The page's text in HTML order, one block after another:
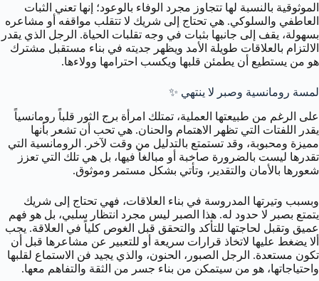
الموثوقية بالنسبة لها تتجاوز مجرد الوفاء بالوعود؛ إنها تعني الثبات
العاطفي والسلوكي. هي تحتاج إلى شريك لا تتقلب مواقفه أو مشاعره
بسهولة، يقف إلى جانبها بثبات في وجه تقلبات الحياة. الرجل الذي يقدر
الالتزام بالعلاقات طويلة الأمد ويظهر جديته في بناء مستقبل مشترك
هو من يستطيع أن يطمئن قلبها ويكسب احترامها وولاءها.
لمسة رومانسية وصبر لا ينتهي ✨
على الرغم من طبيعتها العملية، تمتلك امرأة برج الثور قلباً رومانسياً
يقدر اللفتات التي تظهر الاهتمام والحنان. هي تحب أن تشعر بأنها
مميزة ومحبوبة، وقد تستمتع بالتدليل من وقت لآخر. الرومانسية التي
تقدرها ليست بالضرورة صاخبة أو مبالغاً فيها، بل هي تلك التي تعزز
شعورها بالأمان والتقدير، وتأتي بشكل مستمر وموثوق.
وبسبب وتيرتها المدروسة في بناء العلاقات، فهي تحتاج إلى شريك
يتمتع بصبر لا حدود له. هذا الصبر ليس مجرد انتظار سلبي، بل هو فهم
عميق وتقبل لحاجتها للتأكد والتحقق قبل الغوص كلياً في العلاقة. يجب
ألا يضغط عليها لاتخاذ قرارات سريعة أو للتعبير عن مشاعرها قبل أن
تكون مستعدة. الرجل الصبور، الحنون، والذي يجيد فن الاستماع لقلبها
واحتياجاتها، هو من سيتمكن من بناء جسر من الثقة والتفاهم معها.